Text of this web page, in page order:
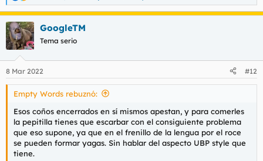
e
a
c
c
i
e
s
GoogleTM
Tema serio
8 Mar 2022 #12
Empty Words rebuznó:
Esos coños encerrados en sí mismos apestan, y para comerles
la pepitilla tienes que escarbar con el consiguiente problema
que eso supone, ya que en el frenillo de la lengua por el roce
se pueden formar yagas. Sin hablar del aspecto UBP style que
tiene.